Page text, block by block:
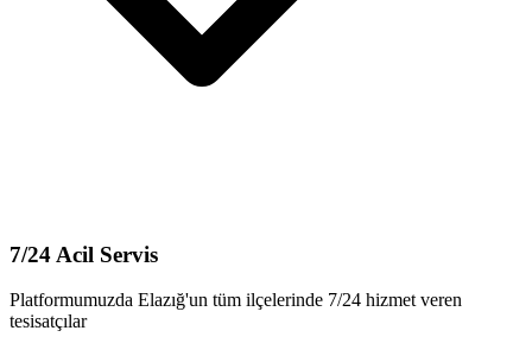
7/24 Acil Servis
Platformumuzda Elazığ'un tüm ilçelerinde 7/24 hizmet veren
tesisatçılar